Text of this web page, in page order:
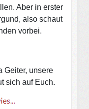
Aber in erster
also schaut
vorbei.
Geiter, unsere
sich auf Euch.